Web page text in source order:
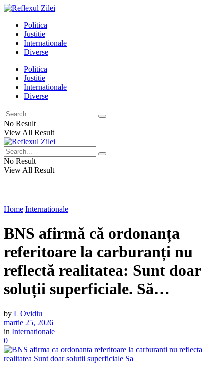
Politica
Justitie
Internationale
Diverse
Politica
Justitie
Internationale
Diverse
No Result
View All Result
No Result
View All Result
Home Internationale
BNS afirmă că ordonanța
referitoare la carburanți nu
reflectă realitatea: Sunt doar
soluții superficiale. Să…
by L Ovidiu
martie 25, 2026
in Internationale
0